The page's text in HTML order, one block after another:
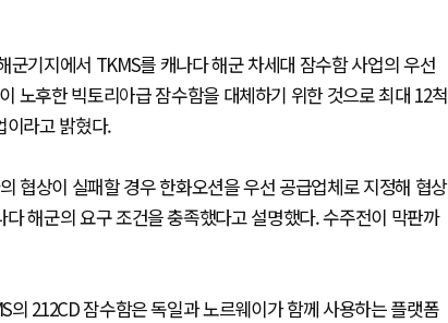
기지에서 TKMS를 캐나다 해군 차세대 잠수함 사업의 우선
노후한 빅토리아급 잠수함을 대체하기 위한 것으로 최대 12척
이라고 밝혔다.
협상이 실패할 경우 한화오션을 우선 공급업체로 지정해 협상
해군의 요구 조건을 충족했다고 설명했다. 수주전이 막판까
212CD 잠수함은 독일과 노르웨이가 함께 사용하는 플랫폼